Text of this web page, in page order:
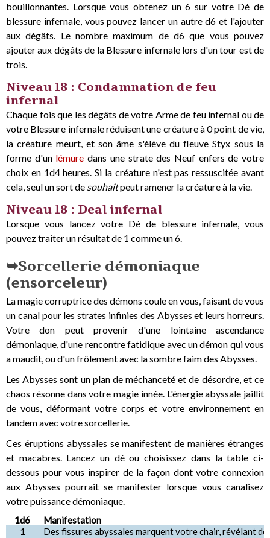
bouillonnantes. Lorsque vous obtenez un 6 sur votre Dé de
blessure infernale, vous pouvez lancer un autre d6 et l'ajouter
aux dégâts. Le nombre maximum de d6 que vous pouvez
ajouter aux dégâts de la Blessure infernale lors d'un tour est de
trois.
Niveau 18 : Condamnation de feu
infernal
Chaque fois que les dégâts de votre Arme de feu infernal ou de
votre Blessure infernale réduisent une créature à 0 point de vie,
la créature meurt, et son âme s'élève du fleuve Styx sous la
forme d'un lémure dans une strate des Neuf enfers de votre
choix en 1d4 heures. Si la créature n'est pas ressuscitée avant
cela, seul un sort de souhaitpeut ramener la créature à la vie.
Niveau 18 : Deal infernal
Lorsque vous lancez votre Dé de blessure infernale, vous
pouvez traiter un résultat de 1 comme un 6.
Sorcellerie démoniaque
(ensorceleur)
La magie corruptrice des démons coule en vous, faisant de vous
un canal pour les strates infinies des Abysses et leurs horreurs.
Votre don peut provenir d'une lointaine ascendance
démoniaque, d'une rencontre fatidique avec un démon qui vous
a maudit, ou d'un frôlement avec la sombre faim des Abysses.
Les Abysses sont un plan de méchanceté et de désordre, et ce
chaos résonne dans votre magie innée. L'énergie abyssale jaillit
de vous, déformant votre corps et votre environnement en
tandem avec votre sorcellerie.
Ces éruptions abyssales se manifestent de manières étranges
et macabres. Lancez un dé ou choisissez dans la table ci-
dessous pour vous inspirer de la façon dont votre connexion
aux Abysses pourrait se manifester lorsque vous canalisez
votre puissance démoniaque.
1d6
Manifestation
1
Des fissures abyssales marquent votre chair, révélant